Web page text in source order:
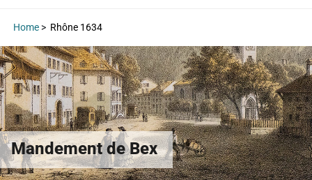
Home> Rhône 1634
Mandement de Bex